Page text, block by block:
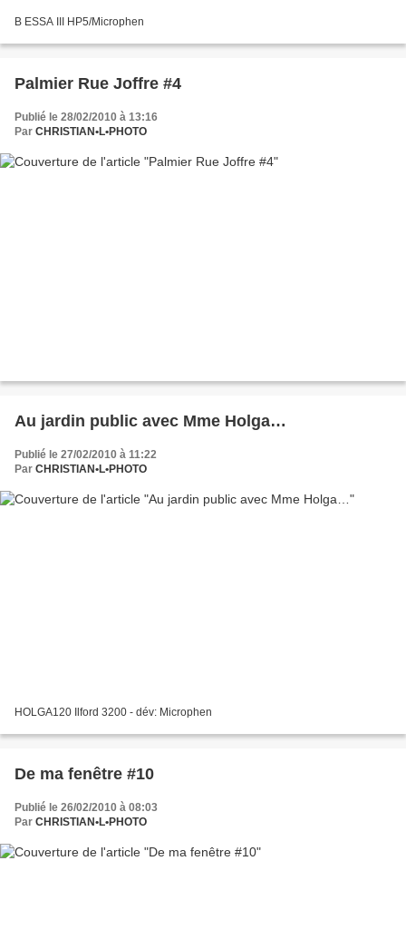
B ESSA III HP5/Microphen
Palmier Rue Joffre #4
Publié le 28/02/2010 à 13:16
Par CHRISTIAN•L•PHOTO
Au jardin public avec Mme Holga…
Publié le 27/02/2010 à 11:22
Par CHRISTIAN•L•PHOTO
HOLGA120 Ilford 3200 - dév: Microphen
De ma fenêtre #10
Publié le 26/02/2010 à 08:03
Par CHRISTIAN•L•PHOTO